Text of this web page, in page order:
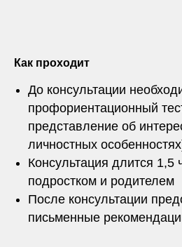
Как проходит
До консультации
профориентационный
представление об
личностных
Консультация длится 1,5
подростком и родителем
После консультации
письменные